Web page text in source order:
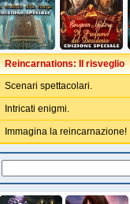
Reincarnations: Il risveglio
Scenari spettacolari.
Intricati enigmi.
Immagina la reincarnazione!